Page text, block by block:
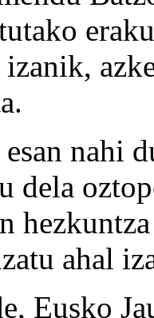
nahi
dela
ahal
Eusko